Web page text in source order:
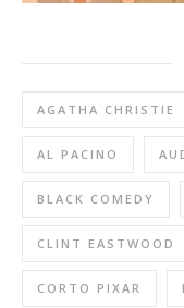
AGATHA CHRISTIE
AL PACINO
BLACK COMEDY
CLINT EASTWOOD
CORTO PIXAR